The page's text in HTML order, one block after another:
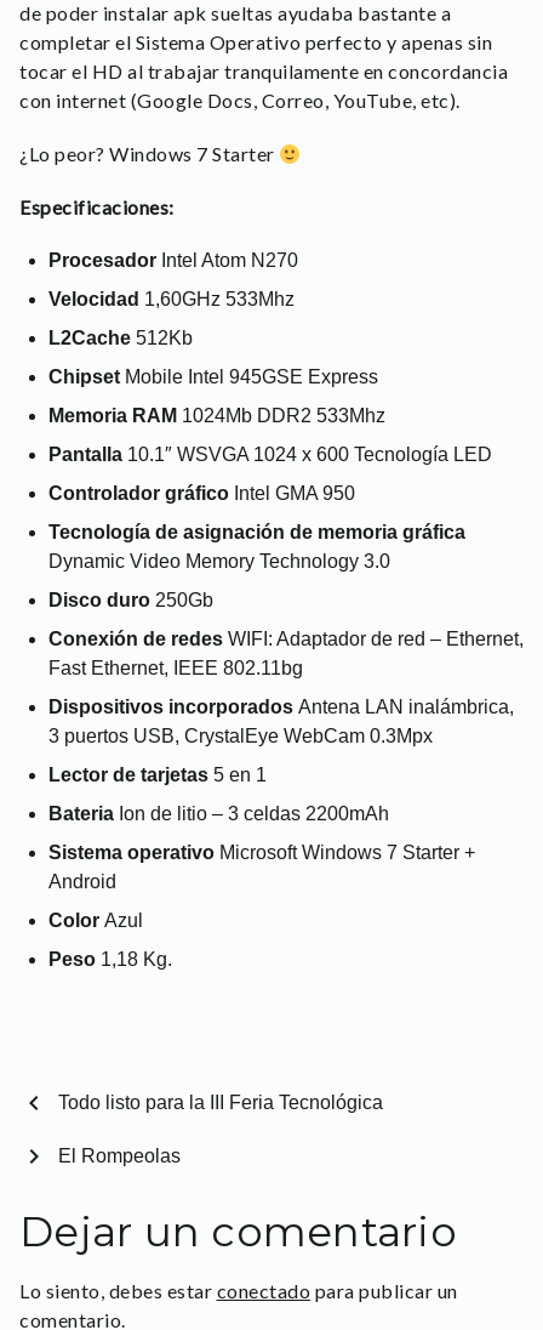
de poder instalar apk sueltas ayudaba bastante a
completar el Sistema Operativo perfecto y apenas sin
tocar el HD al trabajar tranquilamente en concordancia
con internet (Google Docs, Correo, YouTube, etc).
¿Lo peor? Windows 7 Starter
Especificaciones:
Procesador Intel Atom N270
Velocidad 1,60GHz 533Mhz
L2Cache 512Kb
Chipset Mobile Intel 945GSE Express
Memoria RAM 1024Mb DDR2 533Mhz
Pantalla 10.1″ WSVGA 1024 x 600 Tecnología LED
Controlador gráfico Intel GMA 950
Tecnología de asignación de memoria gráfica
Dynamic Video Memory Technology 3.0
Disco duro 250Gb
Conexión de redes WIFI: Adaptador de red – Ethernet,
Fast Ethernet, IEEE 802.11bg
Dispositivos incorporados Antena LAN inalámbrica,
3 puertos USB, CrystalEye WebCam 0.3Mpx
Lector de tarjetas 5 en 1
Bateria Ion de litio – 3 celdas 2200mAh
Sistema operativo Microsoft Windows 7 Starter +
Android
Color Azul
Peso 1,18 Kg.
chevron_left Todo listo para la III Feria Tecnológica
El Rompeolas
chevron_right
Dejar un comentario
Lo siento, debes estar conectado para publicar un
comentario.